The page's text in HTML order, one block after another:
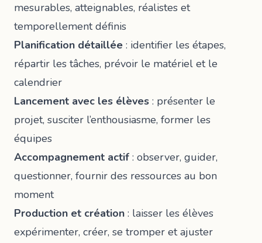
mesurables, atteignables, réalistes et
temporellement définis
Planification détaillée : identifier les étapes,
répartir les tâches, prévoir le matériel et le
calendrier
Lancement avec les élèves : présenter le
projet, susciter l’enthousiasme, former les
équipes
Accompagnement actif : observer, guider,
questionner, fournir des ressources au bon
moment
Production et création : laisser les élèves
expérimenter, créer, se tromper et ajuster